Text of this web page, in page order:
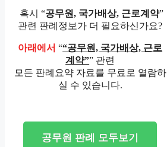
혹시 “공무원, 국가배상, 근로계약”
관련 판례정보가 더 필요하신가요?
아래에서 ““공무원, 국가배상, 근로
계약”” 관련
모든 판례요약 자료를 무료로 열람하
실 수 있습니다.
공무원 판례 모두보기